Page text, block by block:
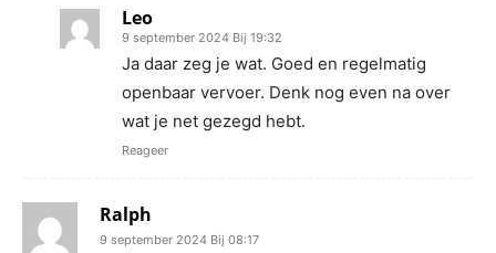
Leo
9 september 2024 Bij 19:32
Ja daar zeg je wat. Goed en regelmatig
openbaar vervoer. Denk nog even na over
wat je net gezegd hebt.
Reageer
Ralph
9 september 2024 Bij 08:17